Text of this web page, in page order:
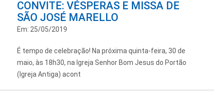
CONVITE: VÉSPERAS E MISSA DE
SÃO JOSÉ MARELLO
Em: 25/05/2019
É tempo de celebração! Na próxima quinta-feira, 30 de
maio, às 18h30, na Igreja Senhor Bom Jesus do Portão
(Igreja Antiga) acont